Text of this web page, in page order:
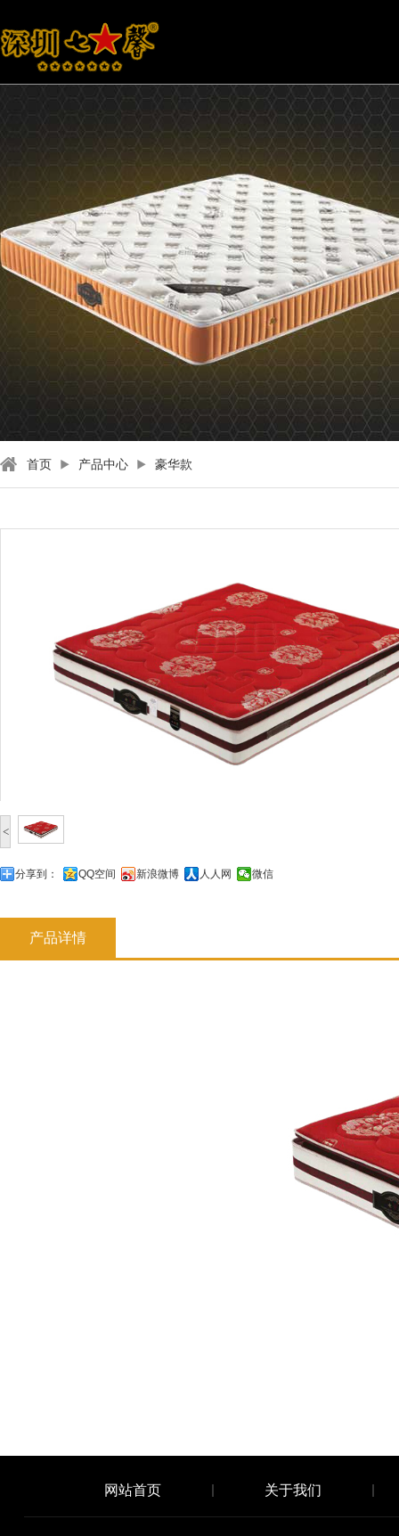
首页 产品中心 豪华款
<
分享到： QQ空间 新浪微博 人人网 微信
产品详情
网站首页 关于我们